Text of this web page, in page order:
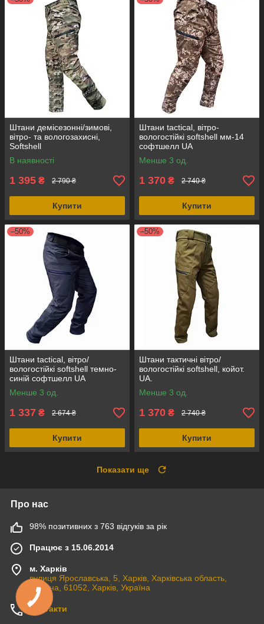
Штани демісезонні/зимові,
вітро- та вологозахисні,
Softshell
В наявності
1 395 ₴ 2 790 ₴
Купити
Штани tactical, вітро-
вологостійкі softshell мм-14
софтшелл UA
Менше 3 од.
1 370 ₴ 2 740 ₴
Купити
–50%
Штани tactical, вітро/
вологостійкі softshell темно-
синій софтшелл UA
Менше 3 од.
1 337 ₴ 2 674 ₴
Купити
–50%
Штани тактичні вітро/
вологостійкі softshell, койот.
UA.
Менше 3 од.
1 370 ₴ 2 740 ₴
Купити
Показати ще
Про нас
98% позитивних з 763 відгуків за рік
Працює з 15.06.2014
м. Харків
вулиця Ярославська, 5, Харків, Харківська область,
Україна, 61052, Харків, Україна
Контакти